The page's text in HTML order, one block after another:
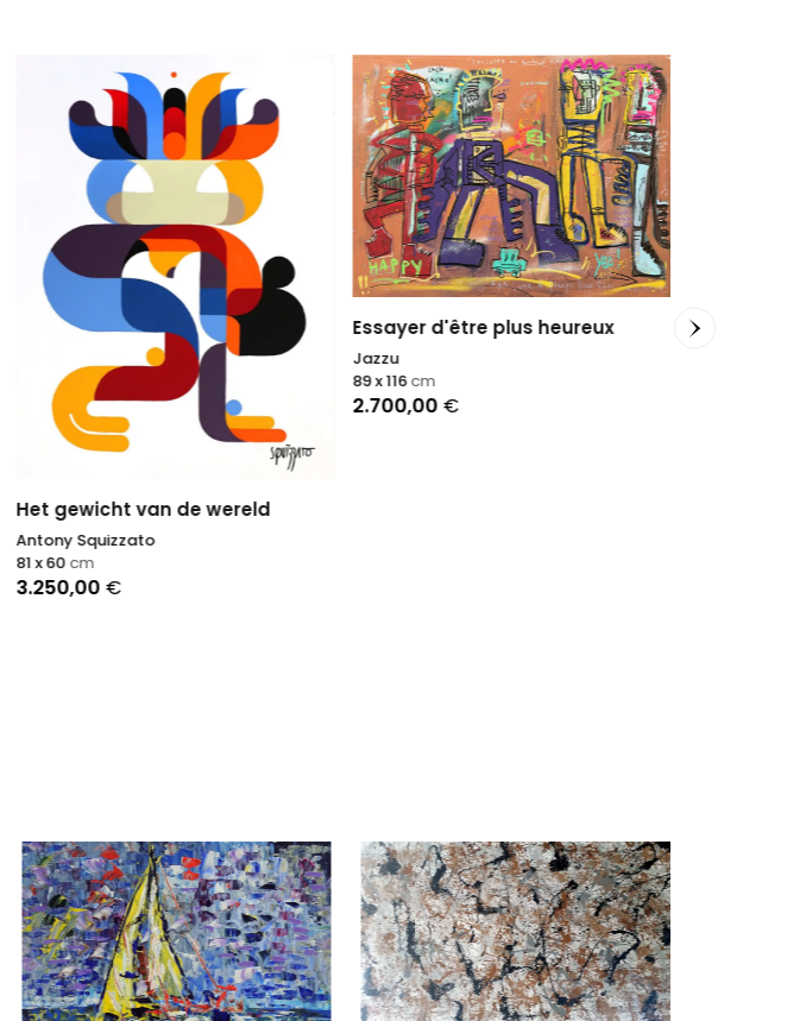
Het gewicht van de wereld
Antony Squizzato
3.250,00 €
81 x 60 cm
Essayer d'être plus heureux
Jazzu
2.700,00 €
89 x 116cm